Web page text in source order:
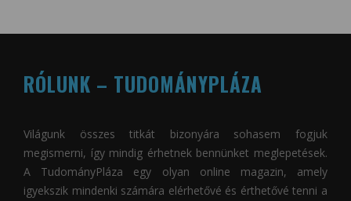
RÓLUNK – TUDOMÁNYPLÁZA
Világunk összes titkát bizonyára sohasem fogjuk
megismerni, így mindig érhetnek bennünket meglepetések.
A TudományPláza egy olyan online magazin, amely
igyekszik mindenki számára elérhetővé és érthetővé tenni a